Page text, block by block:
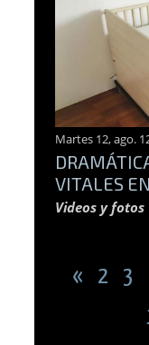
Martes 12, ago.
VITALES
Videos y fotos
« 2 3